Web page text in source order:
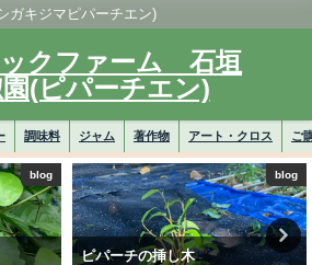
ガキジマピパーチエン)
クファーム 石垣
(ピパーチエン)
調味料 ジャム 著作物 アート・クロス ご
blog blog
ピパーチの挿し木